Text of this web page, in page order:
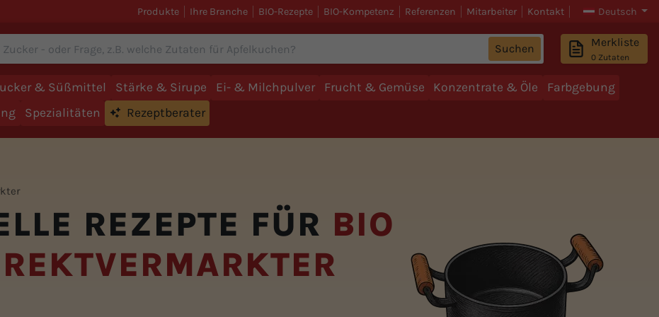
Produkte Ihre Branche BIO-Rezepte BIO-Kompetenz Referenzen Mitarbeiter Kontakt Deutsch
Suchen Merkliste
0 Zutaten
& Süßmittel Stärke & Sirupe Ei- & Milchpulver Frucht & Gemüse Konzentrate & Öle
Farbgebung
Spezialitäten Rezeptberater
REZEPTE FÜR BIO